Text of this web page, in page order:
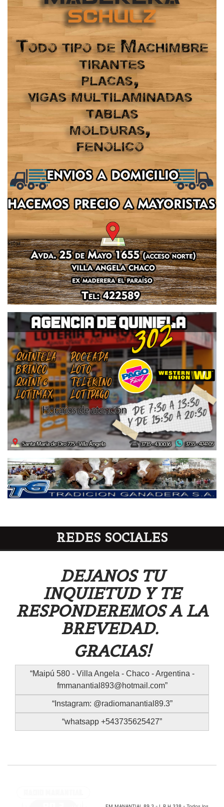
REDES SOCIALES
DEJANOS TU
INQUIETUD Y TE
RESPONDEREMOS A LA
BREVEDAD.
GRACIAS!
Maipú 580 - Villa Angela - Chaco - Argentina -
fmmanantial893@hotmail.com
Instagram: @radiomanantial89.3
whatsapp +543735625427